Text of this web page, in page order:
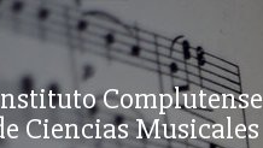
Complutense
Ciencias Musicales